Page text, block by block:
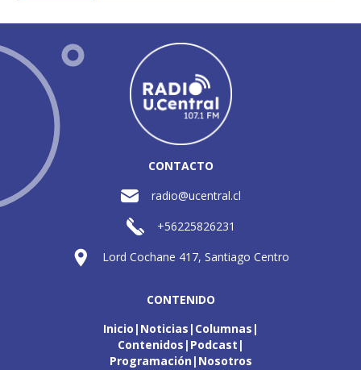
CONTACTO
radio@ucentral.cl
+56225826231
Lord Cochane 417, Santiago Centro
CONTENIDO
Inicio Noticias Columnas
Contenidos Podcast
Programación Nosotros